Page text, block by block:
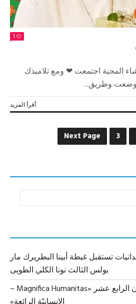
1
المحبة اجتمعت ❤ ومع تلاميذك
وضعت وطريق...
أقرأ المزيد
3
Next Page
تستقبل غبطة أبينا البطريرك مار
بولس الثالث نونا الكلي الطوبى
رسالة البابا لاون الرابع عشر «Magnifica Humanitas –